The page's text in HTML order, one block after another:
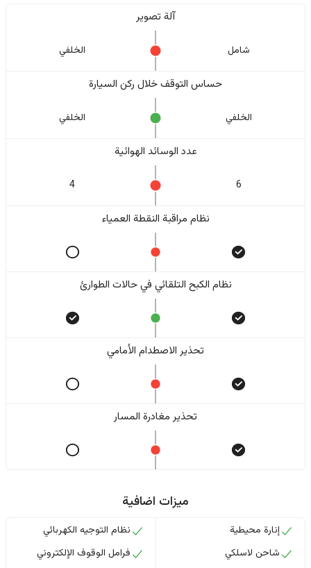
آلة تصوير
شامل الخلفي
حساس التوقف خلال ركن السيارة
الخلفي الخلفي
عدد الوسائد الهوائية
6
4
نظام مراقبة النقطة العمياء
نظام الكبح التلقائي في حالات الطوارئ
تحذير الاصطدام الأمامي
تحذير مغادرة المسار
ميزات اضافية
إنارة محيطية
شاحن لاسلكي
نظام التوجيه الكهربائي
فرامل الوقوف الإلكتروني